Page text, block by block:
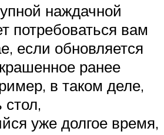
наждачной
потребоваться вам
если обновляется
ранее
в таком деле,
стол,
уже долгое время,